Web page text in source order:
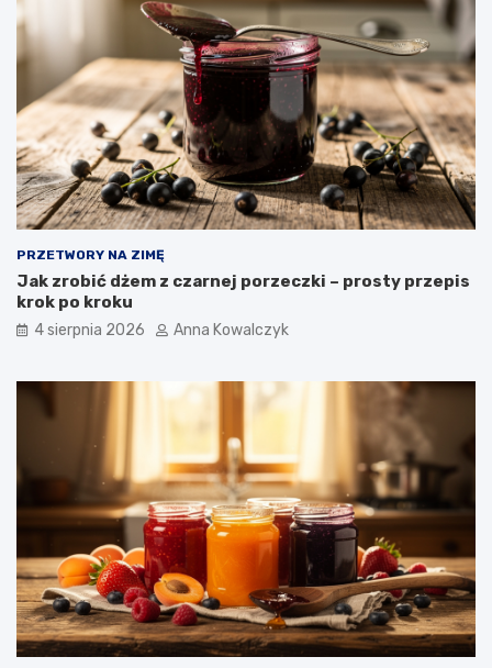
PRZETWORY NA ZIMĘ
Jak zrobić dżem z czarnej porzeczki – prosty przepis
krok po kroku
4 sierpnia 2026 Anna Kowalczyk